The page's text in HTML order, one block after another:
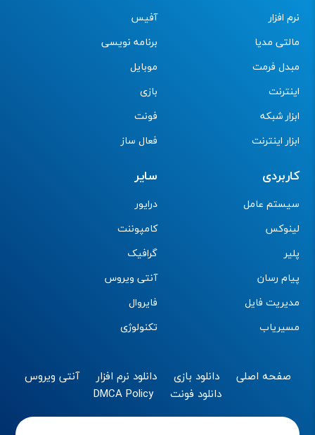
نرم افزار
مالتی مدیا
مبدل فرمت
اینترنت
ابزار شبکه
ابزار اینترنت
آفیس
برنامه نویسی
موبایل
بازی
فونت
فعال ساز
کاربردی
سیستم عامل
لینوکس
پلیر
پیام رسان
مدیریت فایل
مسیریاب
سایر
درایور
کامپوننت
گرافیک
آنتی ویروس
فایروال
تکنولوژی
صفحه اصلی دانلود بازی دانلود نرم افزار
آنتی ویروس
دانلود فونت
DMCA Policy